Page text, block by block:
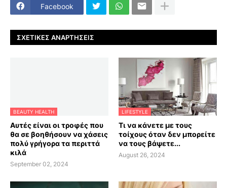
Facebook
ΣΧΕΤΙΚΈΣ ΑΝΑΡΤΉΣΕΙΣ
BEAUTY HEALTH
Αυτές είναι οι τροφές που
θα σε βοηθήσουν να χάσεις
πολύ γρήγορα τα περιττά
κιλά
September 02, 2024
LIFESTYLE
Τι να κάνετε με τους
τοίχους όταν δεν μπορείτε
να τους βάψετε...
August 26, 2024